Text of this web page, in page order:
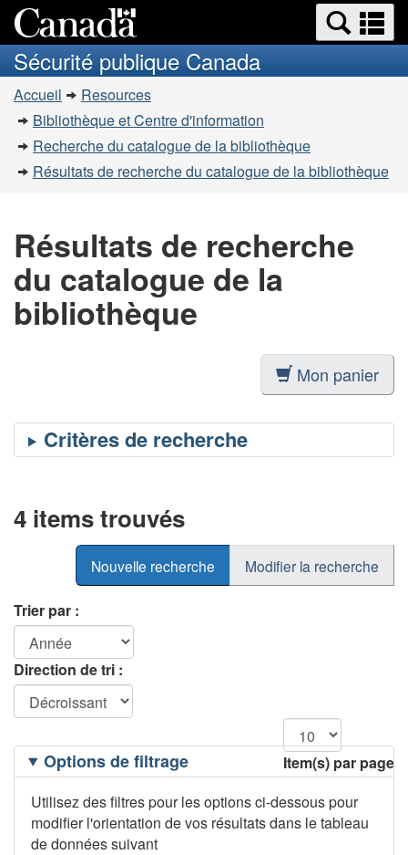
au
contenu
à
la
simplifiée
Recherche
et
menus
et
Sécurité publique Canada
Vous
êtes
ici
Accueil
Resources
Bibliothèque et Centre d'information
Recherche du catalogue de la bibliothèque
Résultats de recherche du catalogue de la bibliothèque
Résultats de recherche
du catalogue de la
bibliothèque
Mon panier
4 items trouvés
Nouvelle recherche Modifier la recherche
Trier par :
Direction de tri :
Item(s) par page
Filtrage
desOptions de filtrage
Utilisez des filtres pour les options ci-dessous pour
modifier l'orientation de vos résultats dans le tableau
de données suivant